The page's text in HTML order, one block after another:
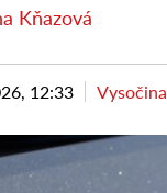
Kňazová
12:33 Vysočina